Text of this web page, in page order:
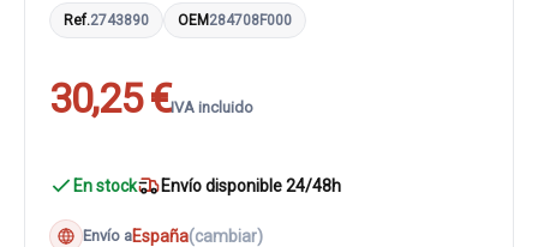
Ref.2743890 OEM284708F000
30,25 €IVA incluido
En stock Envío disponible 24/48h
Envío aEspaña(cambiar)